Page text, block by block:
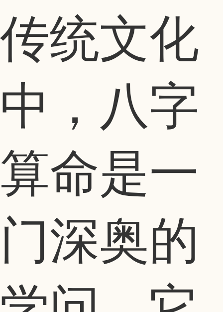
传统文化
中，八字
算命是一
门深奥的